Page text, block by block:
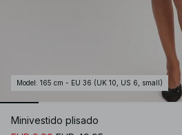
Model : 165 cm - EU 36 (UK 10, US 6, small)
Minivestido plisado